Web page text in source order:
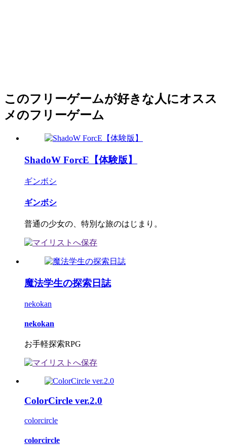
このフリーゲームが好きな人にオスス
メのフリーゲーム
ShadoW ForcE【体験版】
ギンボシ
ギンボシ
普通の少女の、特別な旅のはじまり。
魔法学生の探索日誌
nekokan
nekokan
お手軽探索RPG
ColorCircle ver.2.0
colorcircle
colorcircle